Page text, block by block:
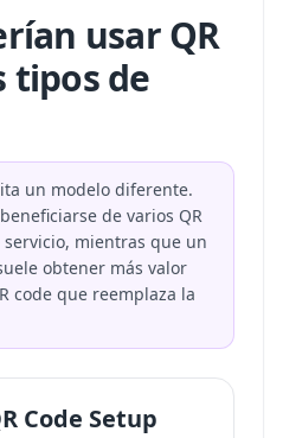
usar QR
tipos de
un modelo diferente.
de varios QR
mientras que un
obtener más valor
code que reemplaza la
Code Setup